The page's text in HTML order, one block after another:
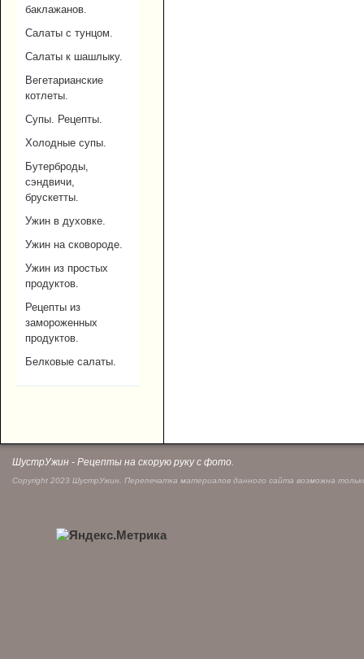
баклажанов.
Салаты с тунцом.
Салаты к шашлыку.
Вегетарианские
котлеты.
Супы. Рецепты.
Холодные супы.
Бутерброды,
сэндвичи,
брускетты.
Ужин в духовке.
Ужин на сковороде.
Ужин из простых
продуктов.
Рецепты из
замороженных
продуктов.
Белковые салаты.
ШустрУжин - Рецепты на скорую руку с фото.
Copyright 2023 ШустрУжин. Перепечатка материалов данного сайта возможна